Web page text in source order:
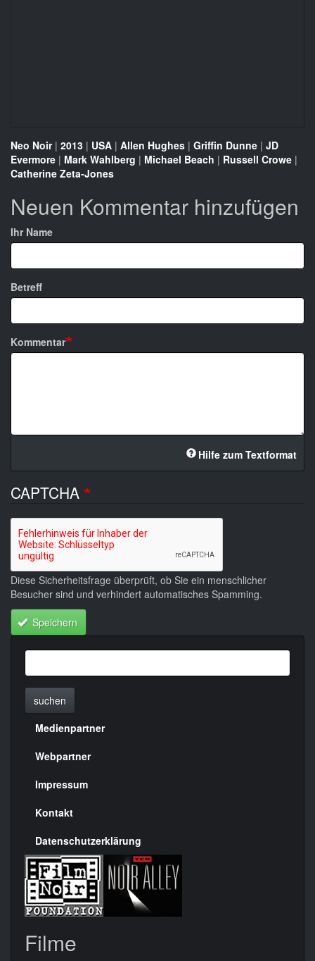
Neo Noir| 2013 | USA | Allen Hughes | Griffin Dunne | JD
Evermore | Mark Wahlberg | Michael Beach | Russell Crowe |
Catherine Zeta-Jones
Neuen Kommentar hinzufügen
Ihr Name
Betreff
Kommentar
Hilfe zum Textformat
CAPTCHA
Diese Sicherheitsfrage überprüft, ob Sie ein menschlicher
Besucher sind und verhindert automatisches Spamming.
Speichern
suchen
Menülinks
rechte
Seite
Medienpartner
Webpartner
Impressum
Kontakt
Datenschutzerklärung
Filme